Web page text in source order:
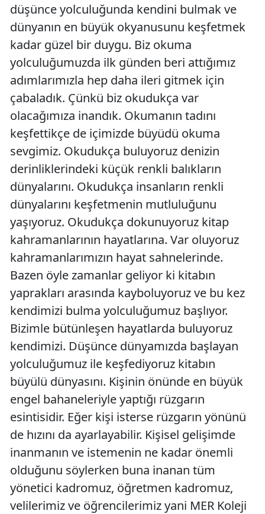
düşünce yolculuğunda kendini bulmak ve
dünyanın en büyük okyanusunu keşfetmek
kadar güzel bir duygu. Biz okuma
yolculuğumuzda ilk günden beri attığımız
adımlarımızla hep daha ileri gitmek için
çabaladık. Çünkü biz okudukça var
olacağımıza inandık. Okumanın tadını
keşfettikçe de içimizde büyüdü okuma
sevgimiz. Okudukça buluyoruz denizin
derinliklerindeki küçük renkli balıkların
dünyalarını. Okudukça insanların renkli
dünyalarını keşfetmenin mutluluğunu
yaşıyoruz. Okudukça dokunuyoruz kitap
kahramanlarının hayatlarına. Var oluyoruz
kahramanlarımızın hayat sahnelerinde.
Bazen öyle zamanlar geliyor ki kitabın
yaprakları arasında kayboluyoruz ve bu kez
kendimizi bulma yolculuğumuz başlıyor.
Bizimle bütünleşen hayatlarda buluyoruz
kendimizi. Düşünce dünyamızda başlayan
yolculuğumuz ile keşfediyoruz kitabın
büyülü dünyasını. Kişinin önünde en büyük
engel bahaneleriyle yaptığı rüzgarın
esintisidir. Eğer kişi isterse rüzgarın yönünü
de hızını da ayarlayabilir. Kişisel gelişimde
inanmanın ve istemenin ne kadar önemli
olduğunu söylerken buna inanan tüm
yönetici kadromuz, öğretmen kadromuz,
velilerimiz ve öğrencilerimiz yani MER Koleji